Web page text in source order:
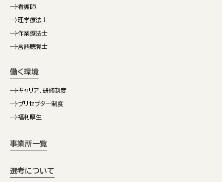
看護師
理学療法士
作業療法士
言語聴覚士
働く環境
キャリア、研修制度
プリセプター制度
福利厚生
事業所一覧
選考について